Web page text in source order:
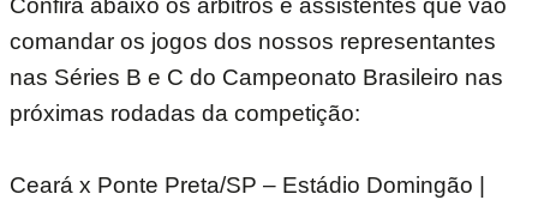
Confira abaixo os árbitros e assistentes que vão
comandar os jogos dos nossos representantes
nas Séries B e C do Campeonato Brasileiro nas
próximas rodadas da competição:
Ceará x Ponte Preta/SP – Estádio Domingão |